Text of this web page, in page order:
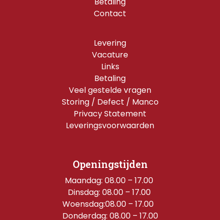
Contact
Levering
Vacature
Links
Betaling
Veel gestelde vragen
Storing / Defect / Manco
Privacy Statement
Leveringsvoorwaarden
Openingstijden
Maandag: 08.00 – 17.00
Dinsdag: 08.00 – 17.00
Woensdag:08.00 – 17.00
Donderdag: 08.00 – 17.00